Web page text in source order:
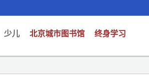
少儿 北京城市图书馆 终身学习